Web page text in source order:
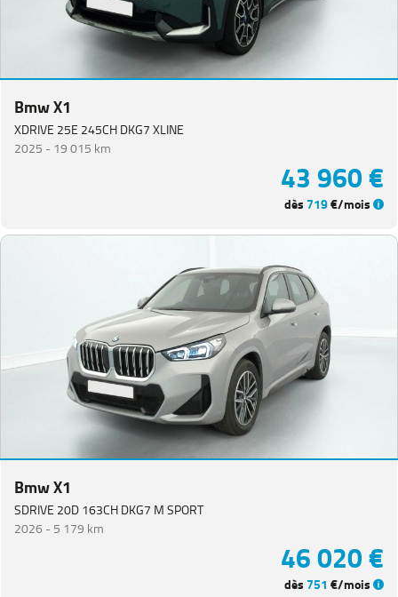
Bmw X1
XDRIVE 25E 245CH DKG7 XLINE
2025 - 19 015 km
43 960 €
dès 719€/mois
Bmw X1
SDRIVE 20D 163CH DKG7 M SPORT
2026 -5 179 km
46 020 €
dès 751 €/mois